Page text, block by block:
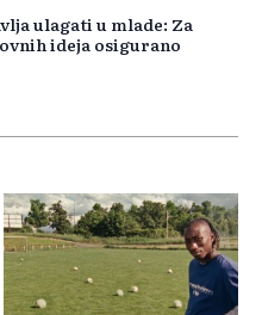
ulagati u mlade: Za
ideja osigurano